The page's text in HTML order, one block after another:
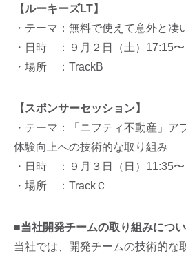
【ルーキーズLT】
・テーマ：無料で使えて意外と凄
・日時 ：９月２日（土）17:15〜
・場所 ：TrackB
【スポンサーセッション】
・テーマ：「ニフティ不動産」ア
体験向上への技術的な取り組み
・日時 ：９月３日（日）11:35〜
・場所 ：TrackＣ
■当社開発チームの取り組みにつ
当社では、開発チームの技術的な